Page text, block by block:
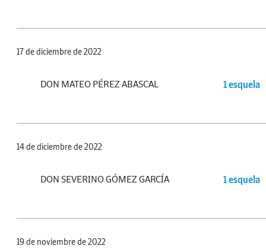
17 de diciembre de 2022
DON MATEO PÉREZ ABASCAL 1 esquela
14 de diciembre de 2022
DON SEVERINO GÓMEZ GARCÍA 1 esquela
19 de noviembre de 2022